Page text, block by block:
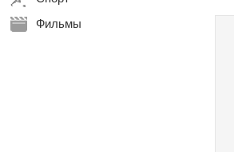
Фильмы